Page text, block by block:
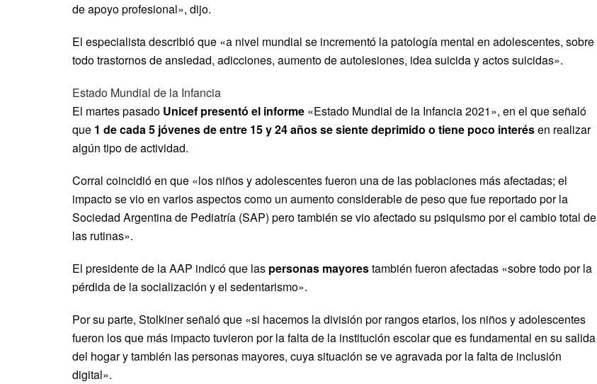
de apoyo profesional», dijo.
El especialista describió que «a nivel mundial se incrementó la patología mental en adolescentes, sobre
todo trastornos de ansiedad, adicciones, aumento de autolesiones, idea suicida y actos suicidas».
Estado Mundial de la Infancia
El martes pasado Unicef presentó el informe «Estado Mundial de la Infancia 2021», en el que señaló
que 1 de cada 5 jóvenes de entre 15 y 24 años se siente deprimido o tiene poco interésen realizar
algún tipo de actividad.
Corral coincidió en que «los niños y adolescentes fueron una de las poblaciones más afectadas; el
impacto se vio en varios aspectos como un aumento considerable de peso que fue reportado por la
Sociedad Argentina de Pediatría (SAP) pero también se vio afectado su psiquismo por el cambio total de
las rutinas».
El presidente de la AAP indicó que las personas mayorestambién fueron afectadas «sobre todo por la
pérdida de la socialización y el sedentarismo».
Por su parte, Stolkiner señaló que «si hacemos la división por rangos etarios, los niños y adolescentes
fueron los que más impacto tuvieron por la falta de la institución escolar que es fundamental en su salida
del hogar y también las personas mayores, cuya situación se ve agravada por la falta de inclusión
digital».